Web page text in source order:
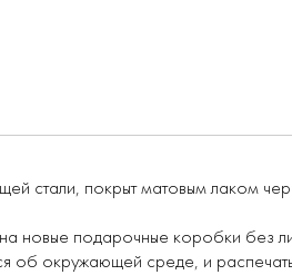
стали, покрыт матовым лаком
новые подарочные коробки без
об окружающей среде, и